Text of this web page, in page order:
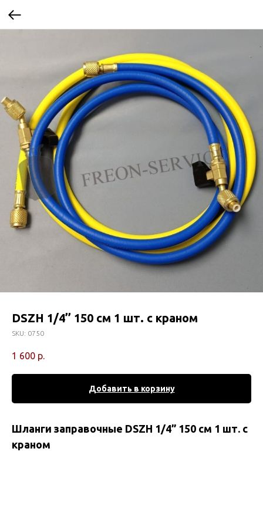
DSZH 1/4’’ 150 см 1 шт. c краном
SKU: 0750
1 600 р.
Добавить в корзину
Шланги заправочные DSZH 1/4’’ 150 см 1 шт. c
краном